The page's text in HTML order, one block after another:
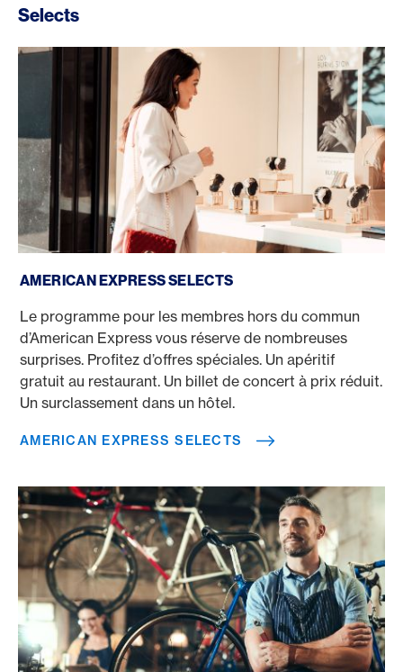
Selects
AMERICAN EXPRESS SELECTS
Le programme pour les membres hors du commun
d’American Express vous réserve de nombreuses
surprises. Profitez d’offres spéciales. Un apéritif
gratuit au restaurant. Un billet de concert à prix réduit.
Un surclassement dans un hôtel.
AMERICAN EXPRESS SELECTS